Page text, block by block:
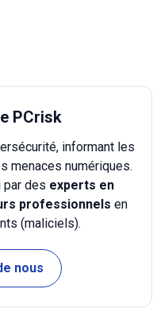
PCrisk
informant les
menaces numériques.
par des experts en
professionnels en
(maliciels).
nous